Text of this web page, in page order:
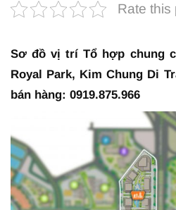
Rate this
Sơ đồ vị trí Tổ hợp chung
Royal Park, Kim Chung Di
bán hàng: 0919.875.966